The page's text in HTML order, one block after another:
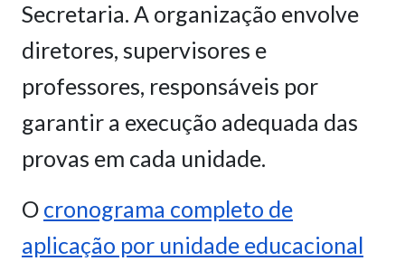
Secretaria. A organização envolve
diretores, supervisores e
professores, responsáveis por
garantir a execução adequada das
provas em cada unidade.
O cronograma completo de
aplicação por unidade educacional